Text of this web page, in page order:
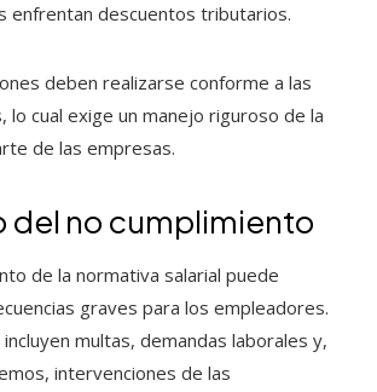
enfrentan descuentos tributarios.
deben realizarse conforme a las
lo cual exige un manejo riguroso de la
de las empresas.
del no cumplimiento
de la normativa salarial puede
graves para los empleadores.
incluyen multas, demandas laborales y,
intervenciones de las